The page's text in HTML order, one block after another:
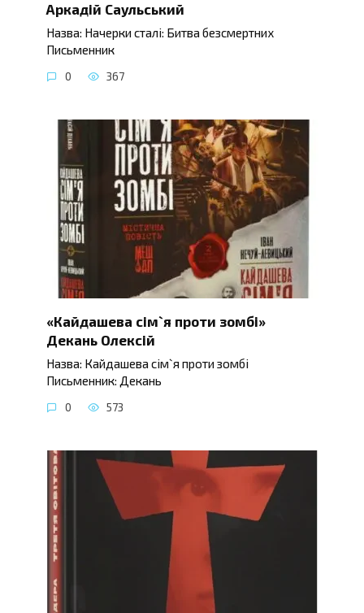
Аркадій Саульський
Назва: Начерки сталі: Битва безсмертних
Письменник
0 367
«Кайдашева сім`я проти зомбі»
Декань Олексій
Назва: Кайдашева сім`я проти зомбі
Письменник: Декань
0 573